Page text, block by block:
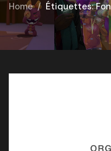
Home Étiquettes: